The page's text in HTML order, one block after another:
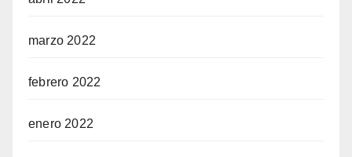
marzo 2022
febrero 2022
enero 2022